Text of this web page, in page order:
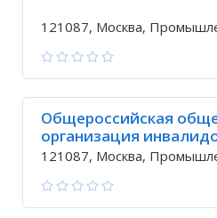
121087, Москва,
Общероссийская
организация
Афганистана
121087, Москва,